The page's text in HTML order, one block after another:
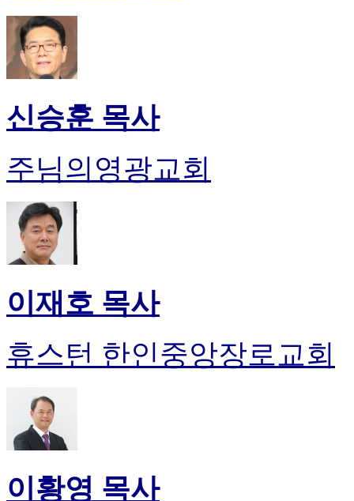
신승훈 목사
주님의영광교회
이재호 목사
휴스턴 한인중앙장로교회
이황영 목사